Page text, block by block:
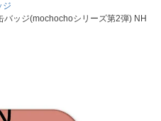
ジ
ッジ(mochochoシリーズ第2弾) NH